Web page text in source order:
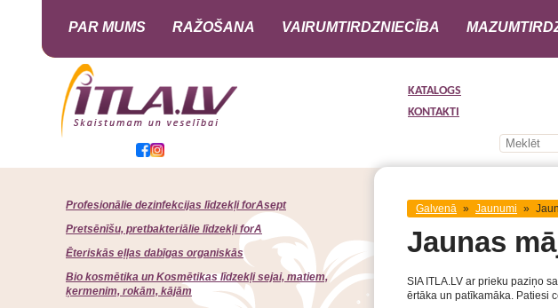
KATALOGS
KONTAKTI
PAR MUMS RAŽOŠANA VAIRUMTIRDZNIECĪBA
Galvenā » Jaunumi »
Jaunas
SIA ITLA.LV ar prieku paziņo
ērtāka un patīkamāka. Patiesi
Profesionālie dezinfekcijas līdzekļi forAsept
Pretsēnīšu, pretbakteriālie līdzekļi forA
Ēteriskās eļļas dabīgas organiskās
Bio kosmētika un Kosmētikas līdzekļi sejai, matiem,
ķermenim, rokām, kājām